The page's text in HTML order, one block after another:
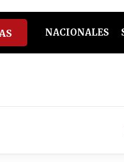
NACIONALES